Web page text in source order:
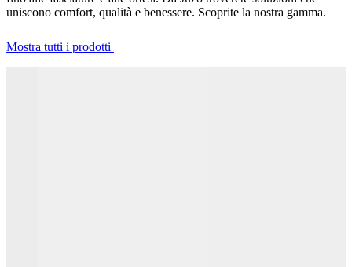
uniscono comfort, qualità e benessere. Scoprite la nostra gamma.
Mostra tutti i prodotti